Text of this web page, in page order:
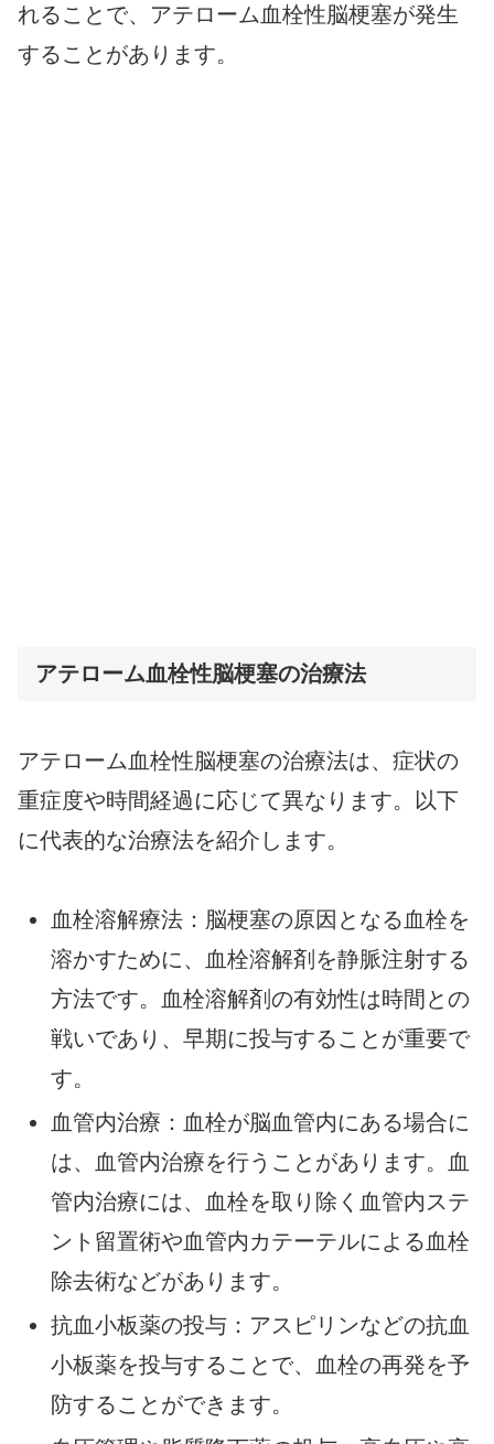
れることで、アテローム血栓性脳梗塞が発生
することがあります。
アテローム血栓性脳梗塞の治療法
アテローム血栓性脳梗塞の治療法は、症状の
重症度や時間経過に応じて異なります。以下
に代表的な治療法を紹介します。
血栓溶解療法：脳梗塞の原因となる血栓を
溶かすために、血栓溶解剤を静脈注射する
方法です。血栓溶解剤の有効性は時間との
戦いであり、早期に投与することが重要で
す。
血管内治療：血栓が脳血管内にある場合に
は、血管内治療を行うことがあります。血
管内治療には、血栓を取り除く血管内ステ
ント留置術や血管内カテーテルによる血栓
除去術などがあります。
抗血小板薬の投与：アスピリンなどの抗血
小板薬を投与することで、血栓の再発を予
防することができます。